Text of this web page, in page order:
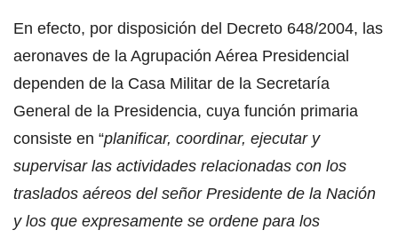
En efecto, por disposición del Decreto 648/2004, las
aeronaves de la Agrupación Aérea Presidencial
dependen de la Casa Militar de la Secretaría
General de la Presidencia, cuya función primaria
consiste en “planificar, coordinar, ejecutar y
supervisar las actividades relacionadas con los
traslados aéreos del señor Presidente de la Nación
y los que expresamente se ordene para los